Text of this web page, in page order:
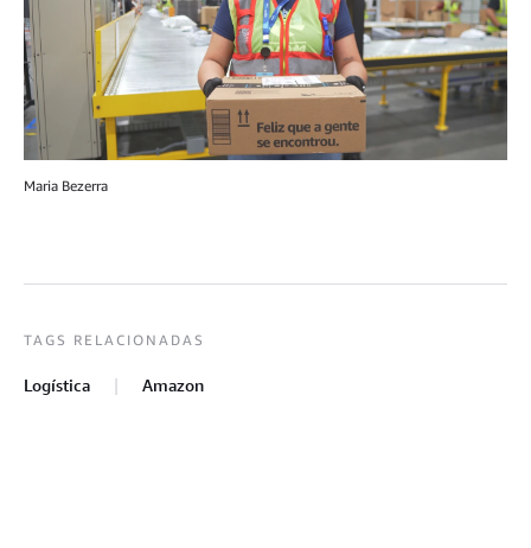
Maria Bezerra
TAGS RELACIONADAS
Logística Amazon